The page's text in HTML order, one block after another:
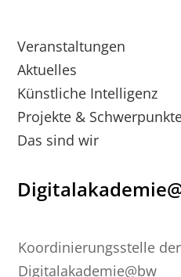
Veranstaltungen
Aktuelles
Künstliche Intelligenz
Projekte &
Das sind wir
Koordinierungsstelle der
Digitalakademie@bw